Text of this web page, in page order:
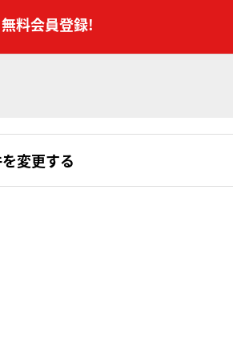
料会員登録!
変更する